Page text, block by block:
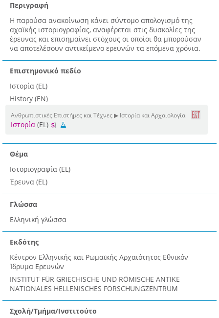
Περιγραφή
Η παρούσα ανακοίνωση κάνει σύντομο απολογισμό της
αχαϊκής ιστοριογραφίας, αναφέρεται στις δυσκολίες της
έρευνας και επισημαίνει στόχους οι οποίοι θα μπορούσαν
να αποτελέσουν αντικείμενο ερευνών τα επόμενα χρόνια.
Επιστημονικό πεδίο
Ιστορία (EL)
History (EN)
Ανθρωπιστικές Επιστήμες και Τέχνες ▶ Ιστορία και Αρχαιολογία
Ιστορία (EL)
Θέμα
Ιστοριογραφία (EL)
Έρευνα (EL)
Γλώσσα
Ελληνική γλώσσα
Εκδότης
Κέντρον Ελληνικής και Ρωμαϊκής Αρχαιότητος Εθνικόν
Ίδρυμα Ερευνών
INSTITUT FÜR GRIECHISCHE UND RÖMISCHE ANTIKE
NATIONALES HELLENISCHES FORSCHUNGZENTRUM
Σχολή/Τμήμα/Ινστιτούτο